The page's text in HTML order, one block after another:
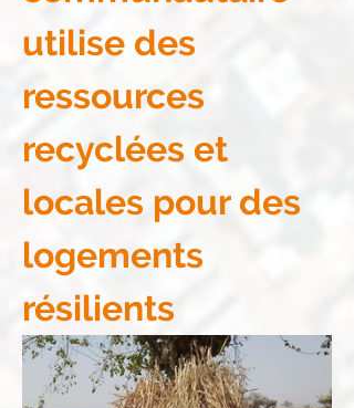
utilise des
ressources
recyclées et
locales pour des
logements
résilients